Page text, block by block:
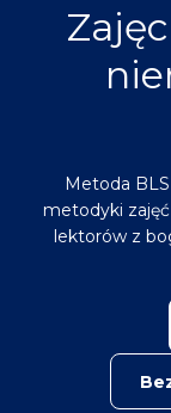
Metoda
metodyki
lektorów z